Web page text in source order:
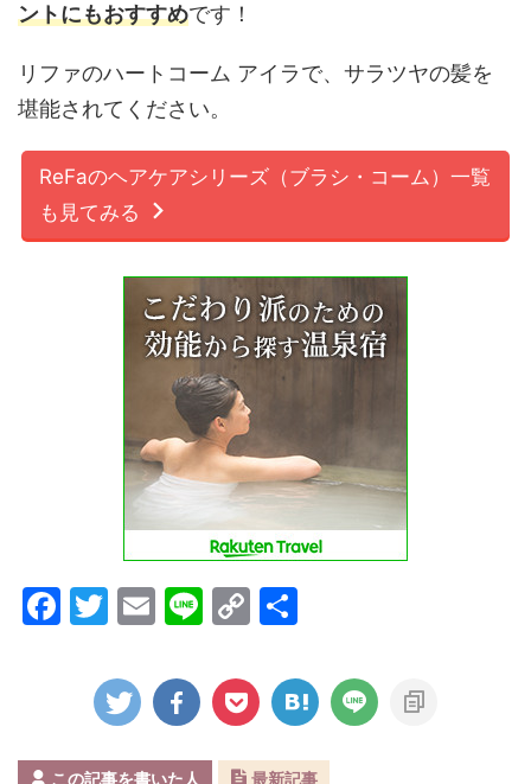
ントにもおすすめです！
リファのハートコーム アイラで、サラツヤの髪を
堪能されてください。
ReFaのヘアケアシリーズ（ブラシ・コーム）一覧
も見てみる
F
b
T
itt
er
E
ai
l
Li
e
C
p
y
Li
この記事を書いた人 最新記事